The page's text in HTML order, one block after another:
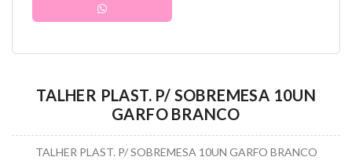
TALHER PLAST. P/ SOBREMESA 10UN
GARFO BRANCO
TALHER PLAST. P/ SOBREMESA 10UN GARFO BRANCO